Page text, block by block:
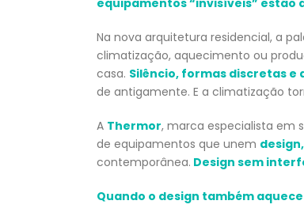
Na nova arquitetura residencial, a
climatização, aquecimento ou
casa. Silêncio, formas discretas
de antigamente. E a climatização
A Thermor, marca especialista em
de equipamentos que unem
contemporânea. Design sem
Quando o design também aquece